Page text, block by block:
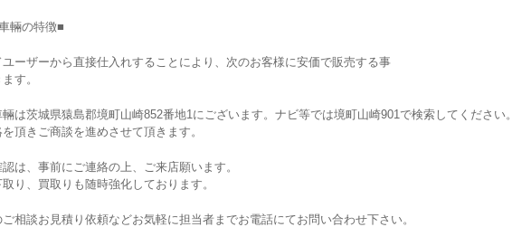
輛の特徴■
ユーザーから直接仕入れすることにより、次のお客様に安価で販売する事
す。
は茨城県猿島郡境町山崎852番地1にございます。ナビ等では境町山崎901で検索してください。
頂きご商談を進めさせて頂きます。
は、事前にご連絡の上、ご来店願います。
り、買取りも随時強化しております。
相談お見積り依頼などお気軽に担当者までお電話にてお問い合わせ下さい。